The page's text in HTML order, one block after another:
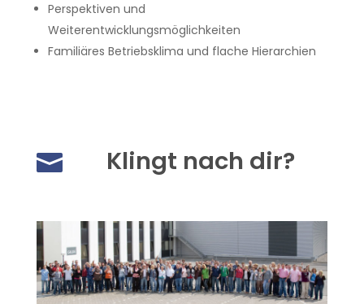
Perspektiven und
Weiterentwicklungsmöglichkeiten
Familiäres Betriebsklima und flache Hierarchien
 Klingt nach dir?